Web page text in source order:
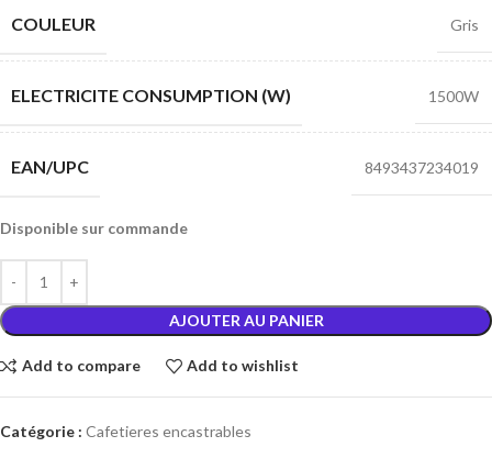
COULEUR Gris
ELECTRICITE CONSUMPTION (W) 1500W
EAN/UPC 8493437234019
Disponible sur commande
AJOUTER AU PANIER
Add to compare Add to wishlist
Catégorie : Cafetieres encastrables